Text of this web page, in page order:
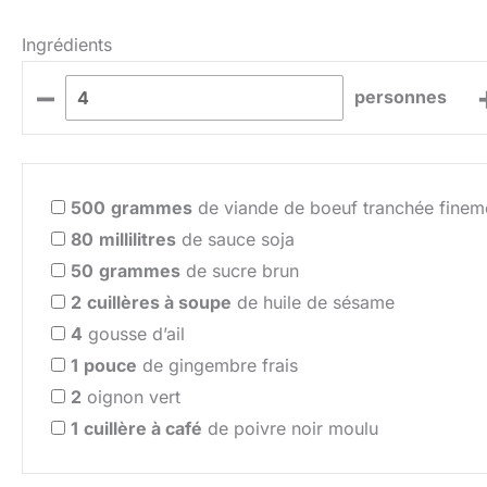
Ingrédients
– personnes
500 grammes de viande de boeuf tranchée
80 millilitres de sauce soja
50 grammes de sucre brun
2 cuillères à soupe de huile de sésame
4 gousse d’ail
1 pouce de gingembre frais
2 oignon vert
1 cuillère à café de poivre noir moulu